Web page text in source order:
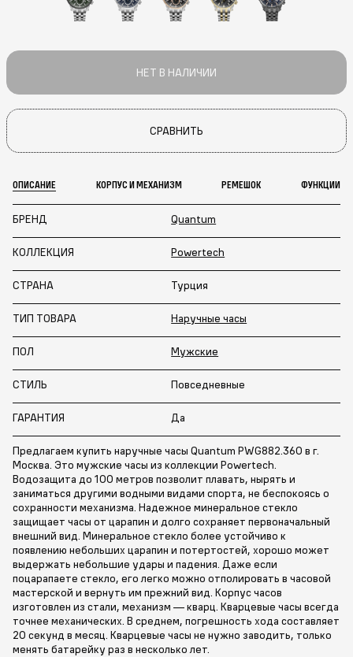
НЕТ В НАЛИЧИИ
СРАВНИТЬ
ОПИСАНИЕ КОРПУС И МЕХАНИЗМ РЕМЕШОК ФУНКЦИИ
БРЕНД Quantum
КОЛЛЕКЦИЯ Powertech
СТРАНА Турция
ТИП ТОВАРА Наручные часы
ПОЛ Мужские
СТИЛЬ Повседневные
ГАРАНТИЯ Да
Предлагаем купить наручные часы Quantum PWG882.360 в г.
Москва. Это мужские часы из коллекции Powertech.
Водозащита до 100 метров позволит плавать, нырять и
заниматься другими водными видами спорта, не беспокоясь о
сохранности механизма. Надежное минеральное стекло
защищает часы от царапин и долго сохраняет первоначальный
внешний вид. Минеральное стекло более устойчиво к
появлению небольших царапин и потертостей, хорошо может
выдержать небольшие удары и падения. Даже если
поцарапаете стекло, его легко можно отполировать в часовой
мастерской и вернуть им прежний вид. Корпус часов
изготовлен из стали, механизм — кварц. Кварцевые часы всегда
точнее механических. В среднем, погрешность хода составляет
20 секунд в месяц. Кварцевые часы не нужно заводить, только
менять батарейку раз в несколько лет.